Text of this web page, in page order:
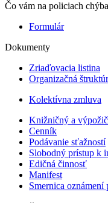
Čo vám na policiach
Formulár
Dokumenty
Zriaďovacia listina
Organizačná
Kolektívna zmluva
Knižničný a
Cenník
Podávanie sťažností
Slobodný prístup k
Edičná činnosť
Manifest
Smernica